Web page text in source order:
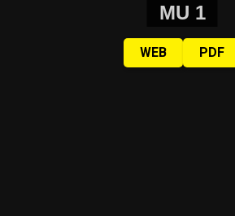
MU 1
WEB PDF